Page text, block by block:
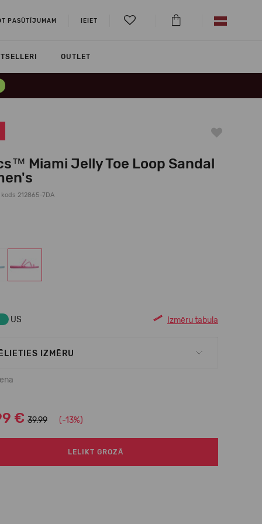
PASŪTĪJUMAM IEIET
OUTLET
Miami Jelly Toe Loop Sandal
212865-7DA
US Izmēru tabula
IZMĒRU
€ 39.99 (-13%)
LELIKT GROZĀ